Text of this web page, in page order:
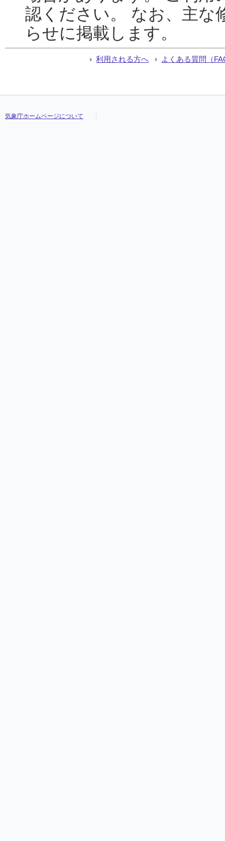
認ください。 なお、主な
らせに掲載します。
利用される方へ よくある質問（
気象庁ホームページについて